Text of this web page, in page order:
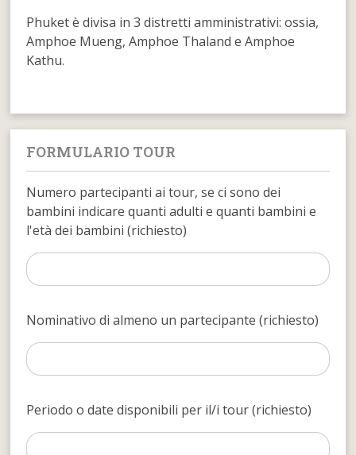
Phuket è divisa in 3 distretti amministrativi: ossia,
Amphoe Mueng, Amphoe Thaland e Amphoe
Kathu.
FORMULARIO TOUR
Numero partecipanti ai tour, se ci sono dei
bambini indicare quanti adulti e quanti bambini e
l'età dei bambini (richiesto)
Nominativo di almeno un partecipante (richiesto)
Periodo o date disponibili per il/i tour (richiesto)